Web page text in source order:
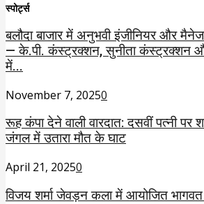
स्पोर्ट्स
बलौदा बाजार में अनुभवी इंजीनियर और
— के.पी. कंस्ट्रक्शन, सुनीता कंस्ट्रक्शन
में...
November 7, 20250
रूह कंपा देने वाली वारदात: दसवीं पत्नी पर
जंगल में उतारा मौत के घाट
April 21, 20250
विजय शर्मा जेवड़न कला में आयोजित